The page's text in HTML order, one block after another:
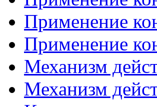
Применение
Применение
Механизм
Механизм